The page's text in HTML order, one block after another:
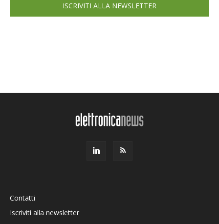
ISCRIVITI ALLA NEWSLETTER
Contatti
Iscriviti alla newsletter